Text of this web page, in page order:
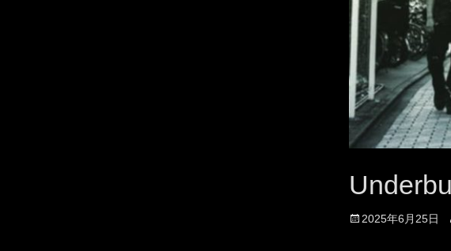
投 2025年6月25日